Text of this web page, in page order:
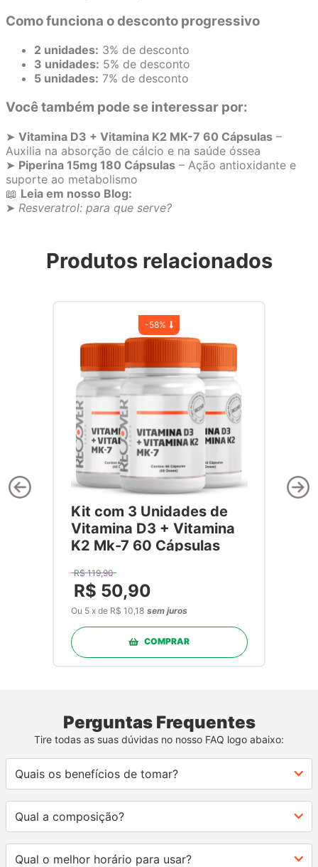
Como funciona o desconto progressivo
2 unidades: 3% de desconto
3 unidades: 5% de desconto
5 unidades: 7% de desconto
Você também pode se interessar por:
➤ Vitamina D3 + Vitamina K2 MK-7 60 Cápsulas –
Auxilia na absorção de cálcio e na saúde óssea
➤ Piperina 15mg 180 Cápsulas – Ação antioxidante e
suporte ao metabolismo
📖 Leia em nosso Blog:
➤ Resveratrol: para que serve?
Produtos relacionados
-58%
Kit com 3 Unidades de
Vitamina D3 + Vitamina
K2 Mk-7 60 Cápsulas
R$ 119,90
R$ 50,90
Ou 5 xde R$ 10,18 sem juros
COMPRAR
Perguntas Frequentes
Tire todas as suas dúvidas no nosso FAQ logo abaixo:
Quais os benefícios de tomar?
Qual a composição?
Qual o melhor horário para usar?